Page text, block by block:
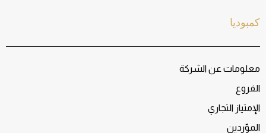
كمبوديا
معلومات عن الشركة
الفروع
الإمتياز التجاري
الموّردين